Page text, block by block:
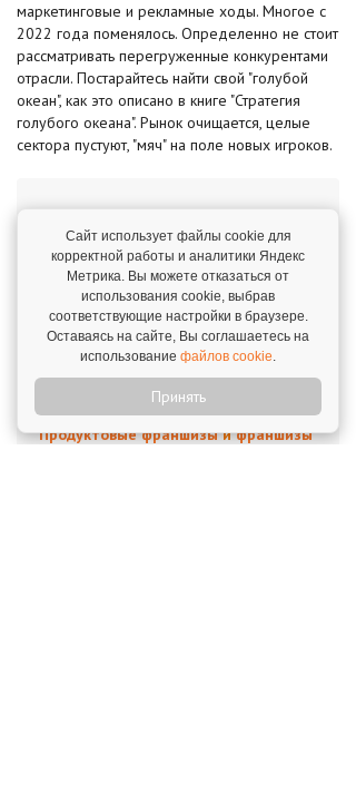
маркетинговые и рекламные ходы. Многое с
2022 года поменялось. Определенно не стоит
рассматривать перегруженные конкурентами
отрасли. Постарайтесь найти свой "голубой
океан", как это описано в книге "Стратегия
голубого океана". Рынок очищается, целые
сектора пустуют, "мяч" на поле новых игроков.
Возможно, Вам будет
интересно:
Каталог франшиз
Франшизы с быстрой окупаемостью
Франшизы услуг для населения
Продуктовые франшизыифраншизы
Сайт использует файлы cookie для
корректной работы и аналитики Яндекс
Метрика. Вы можете отказаться от
использования cookie, выбрав
соответствующие настройки в браузере.
Оставаясь на сайте, Вы соглашаетесь на
использование файлов cookie.
Принять